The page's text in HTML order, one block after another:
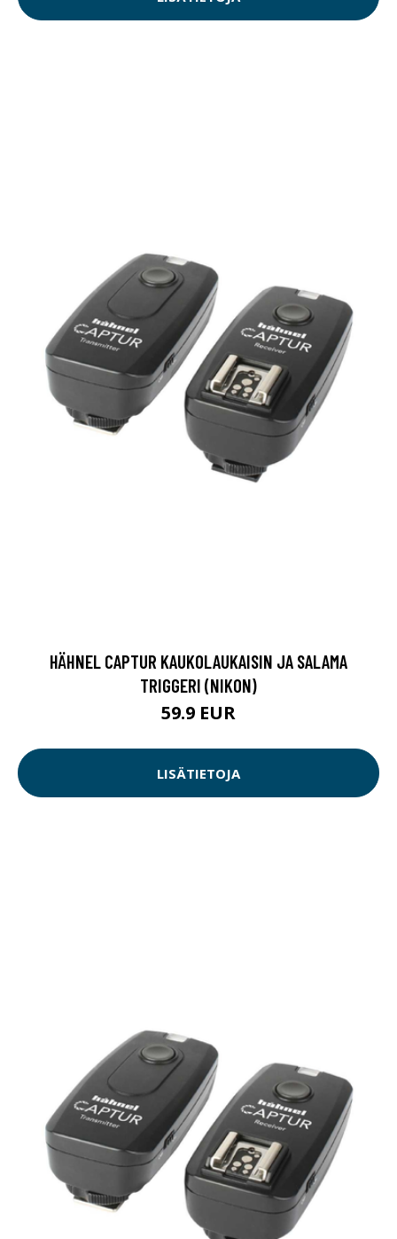
HÄHNEL CAPTUR KAUKOLAUKAISIN JA SALAMA
TRIGGERI (NIKON)
59.9 EUR
LISÄTIETOJA